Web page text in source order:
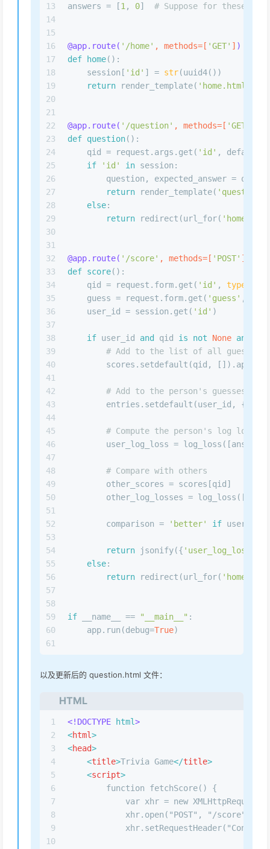
13
14
15
16
17
18
19
20
21
22
23
24
25
26
27
28
29
30
31
32
33
34
35
36
37
38
39
40
41
42
43
44
45
46
47
48
49
50
51
52
53
54
55
56
57
58
59
60
61
answers = [1 , 0] # Suppose for these
@app.route( '/home' , methods=[ 'GET' ] )
def
home():
    session[
'id' ] = str(uuid4())
return render_template( 'home.html'
@app.route( '/question' , methods=[ 'GET'
def question():
    qid = request.args.get(
'id' , default=
if
'id' in session:
question, expected_answer =
return render_template(
else:
return redirect(url_for( 'home'
@app.route( '/score' , methods=[ 'POST' ]
def score():
    qid = request.form.get(
'id' , type
    guess = request.form.get(
'guess' ,
    user_id = session.get(
'id' )
if user_id and qid is not None and
# Add to the list of all guesses
scores.setdefault(qid,
# Add to the person's guesses
entries.setdefault(user_id,
# Compute the person's log loss
user_log_loss =
# Compare with others
        other_scores = scores[qid]
other_log_losses =
        comparison =
'better' if
return jsonify({ 'user_log_loss'
else:
return redirect(url_for( 'home'
if __name__ == "__main__" :
    app.run(debug=
True)
以及更新后的 question.html 文件：
HTML
1
2
3
4
5
6
7
8
9
10
<!DOCTYPE html>
<html>
<head>
<title>Trivia Game</title>
<script>
        function fetchScore() {
var xhr = new
xhr.open("POST", "/score",